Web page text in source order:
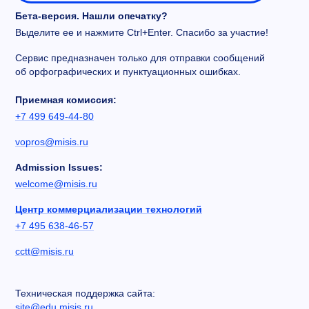
Бета-версия. Нашли опечатку?
Выделите ее и нажмите Ctrl+Enter. Спасибо за участие!
Сервис предназначен только для отправки сообщений
об орфографических и пунктуационных ошибках.
Приемная комиссия:
+7 499 649-44-80
vopros@misis.ru
Admission Issues:
welcome@misis.ru
Центр коммерциализации технологий
+7 495 638-46-57
cctt@misis.ru
Техническая поддержка сайта: